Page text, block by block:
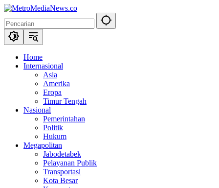
Langsung
konten
Home
Internasional
Asia
Amerika
Eropa
Timur Tengah
Nasional
Pemerintahan
Politik
Hukum
Megapolitan
Jabodetabek
Pelayanan Publik
Transportasi
Kota Besar